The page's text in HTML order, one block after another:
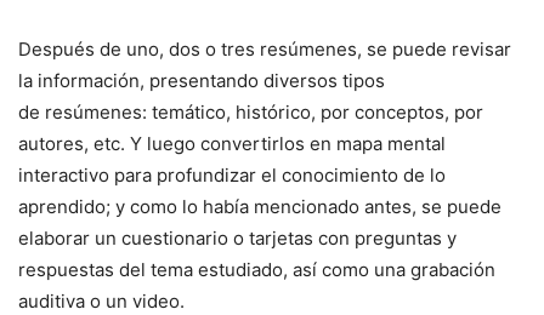
Después de uno, dos o tres resúmenes, se puede revisar
la información, presentando diversos tipos
de resúmenes: temático, histórico, por conceptos, por
autores, etc. Y luego convertirlos en mapa mental
interactivo para profundizar el conocimiento de lo
aprendido; y como lo había mencionado antes, se puede
elaborar un cuestionario o tarjetas con preguntas y
respuestas del tema estudiado, así como una grabación
auditiva o un video.